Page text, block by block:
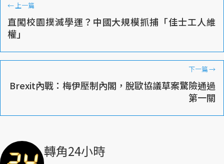
←上一篇
直闖校園撲滅學運？中國大規模抓捕「佳士工人維
權」
下一篇→
Brexit內戰：梅伊壓制內閣，脫歐協議草案驚險通過
第一關
轉角24小時